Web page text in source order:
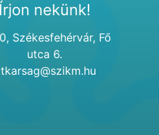
Írjon nekünk!
Székesfehérvár, Fő
utca 6.